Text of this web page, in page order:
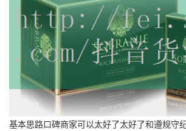
基本思路口碑商家可以太好了太好了和遵规守